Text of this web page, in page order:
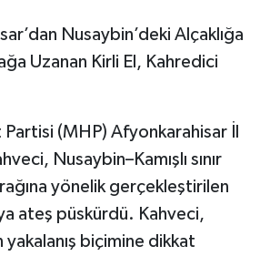
Nusaybin’deki Alçaklığa
Uzanan Kirli El, Kahredici
(MHP) Afyonkarahisar İl
Nusaybin–Kamışlı sınır
yönelik gerçekleştirilen
ateş püskürdü. Kahveci,
yakalanış biçimine dikkat